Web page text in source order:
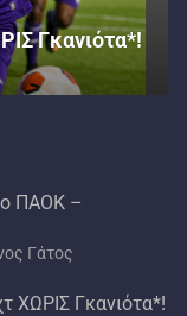
και
Betsson
Γάτος
ΠΑΟΚ –
Γάτος
ΧΩΡΙΣ Γκανιότα*!